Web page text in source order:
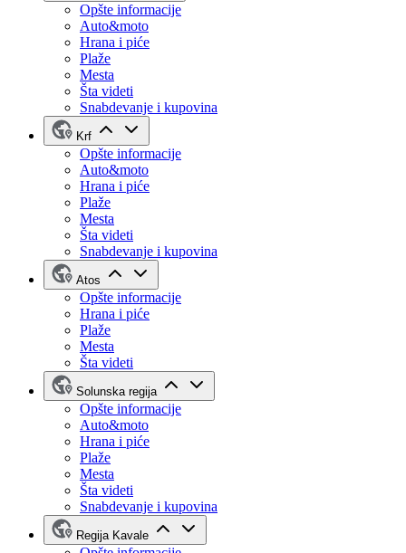
Opšte informacije
Auto&moto
Hrana i piće
Plaže
Mesta
Šta videti
Snabdevanje i kupovina
Krf
Opšte informacije
Auto&moto
Hrana i piće
Plaže
Mesta
Šta videti
Snabdevanje i kupovina
Atos
Opšte informacije
Hrana i piće
Plaže
Mesta
Šta videti
Solunska regija
Opšte informacije
Auto&moto
Hrana i piće
Plaže
Mesta
Šta videti
Snabdevanje i kupovina
Regija Kavale